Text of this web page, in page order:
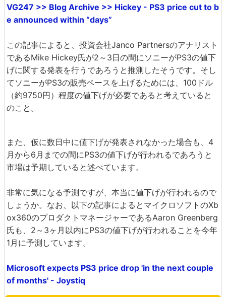
VG247 >> Blog Archive >> Hickey - PS3 price cut to b
e announced within “days”
この記事によると、投資会社Janco Partnersのアナリスト
であるMike Hickey氏が2～3日の間にソニーがPS3の値下
げに関する発表を行うであろうと推測したそうです。そし
てソニーがPS3の販売ペースを上げるためには、100ドル
（約9750円）程度の値下げが必要であると考えていると
のこと。
また、仮に数日中に値下げが発表されなかった場合も、4
月から6月までの間にPS3の値下げが行われるであろうと
市場は予期していると述べています。
非常に気になる予測ですが、本当に値下げが行われるので
しょうか。なお、以下の記事によるとマイクロソフトのXb
ox360のプロダクトマネージャーであるAaron Greenberg
氏も、2～3ヶ月以内にPS3の値下げが行われることを今年
1月に予測しています。
Microsoft expects PS3 price drop 'in the next couple
of months' - Joystiq